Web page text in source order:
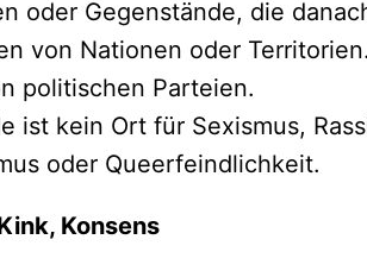
oder Gegenstände, die
von Nationen oder
politischen Parteien.
ist kein Ort für Sexismus,
oder Queerfeindlichkeit.
Konsens